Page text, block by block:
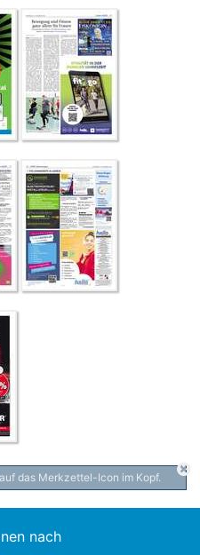
das Merkzettel-Icon im Kopf.
nach